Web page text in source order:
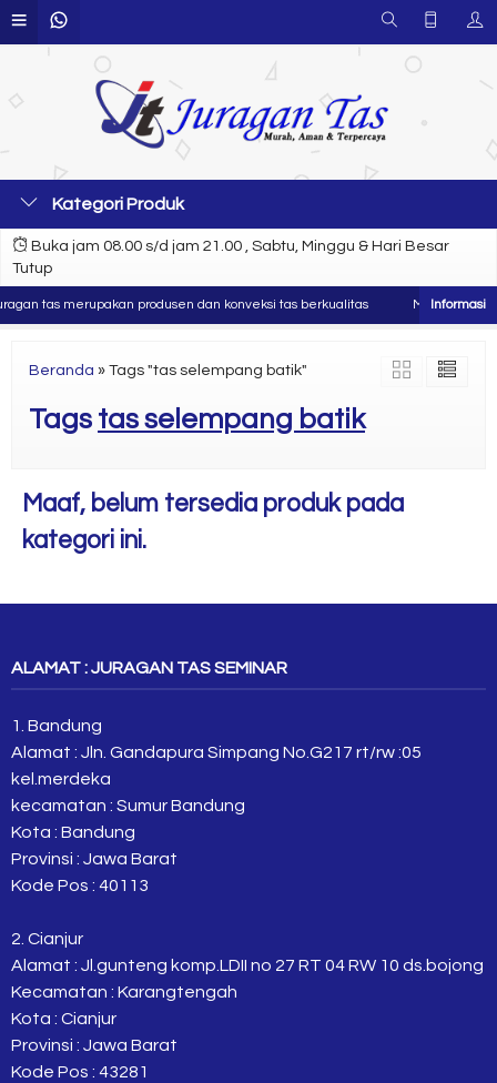
Kategori Produk
Buka jam 08.00 s/d jam 21.00 , Sabtu, Minggu & Hari Besar
Tutup
tas merupakan produsen dan konveksi tas berkualitas Murah , Aman
Beranda » Tags "tas selempang batik"
Tags tas selempang batik
Maaf, belum tersedia produk pada
kategori ini.
ALAMAT : JURAGAN TAS SEMINAR
1. Bandung
Alamat : Jln. Gandapura Simpang No.G217 rt/rw :05
kel.merdeka
kecamatan : Sumur Bandung
Kota : Bandung
Provinsi : Jawa Barat
Kode Pos : 40113
2. Cianjur
Alamat : Jl.gunteng komp.LDII no 27 RT 04 RW 10 ds.bojong
Kecamatan : Karangtengah
Kota : Cianjur
Provinsi : Jawa Barat
Kode Pos : 43281